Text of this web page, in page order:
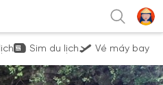
Sim du lịch Vé máy bay